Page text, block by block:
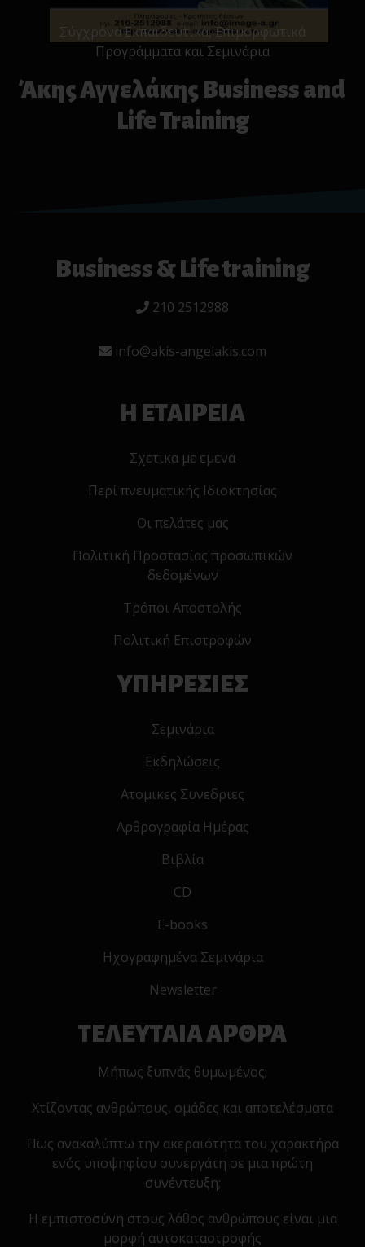
Σύγχρονα Εκπαιδευτικά, Επιμορφωτικά
Προγράμματα και Σεμινάρια
Άκης Αγγελάκης Business and
Life Training
Business & Life training
210 2512988
info@akis-angelakis.com
Η ΕΤΑΙΡΕΙΑ
Σχετικα με εμενα
Περί πνευματικής Ιδιοκτησίας
Οι πελάτες μας
Πολιτική Προστασίας προσωπικών
δεδομένων
Τρόποι Αποστολής
Πολιτική Επιστροφών
ΥΠΗΡΕΣΙΕΣ
Σεμινάρια
Εκδηλώσεις
Ατομικες Συνεδριες
Αρθρογραφία Ημέρας
Βιβλία
CD
E-books
Ηχογραφημένα Σεμινάρια
Newsletter
ΤΕΛΕΥΤΑΙΑ ΑΡΘΡΑ
Μήπως ξυπνάς θυμωμένος;
Χτίζοντας ανθρώπους, ομάδες και αποτελέσματα
Πως ανακαλύπτω την ακεραιότητα του χαρακτήρα
ενός υποψηφίου συνεργάτη σε μια πρώτη
συνέντευξη;
Η εμπιστοσύνη στους λάθος ανθρώπους είναι μια
μορφή αυτοκαταστροφής